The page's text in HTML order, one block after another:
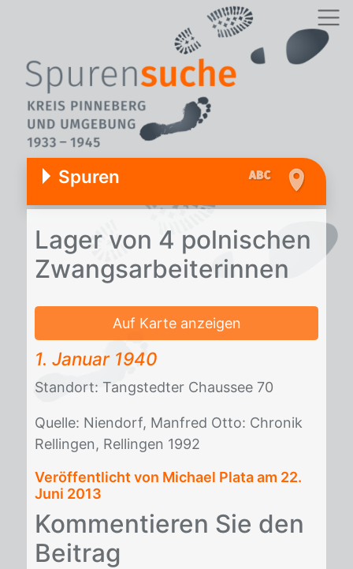
Spuren
La­ger von 4 pol­ni­schen
Zwangs­ar­bei­te­rin­nen
Auf Karte anzeigen
1. Ja­nu­ar 1940
Stand­ort: Tangsted­ter Chaus­see 70
Quel­le: Nien­dorf, Man­fred Otto: Chro­nik
Rel­lin­gen, Rel­lin­gen 1992
Veröffentlicht von Michael Plata am 22.
Juni 2013
Kom­men­tie­ren Sie den
Bei­trag